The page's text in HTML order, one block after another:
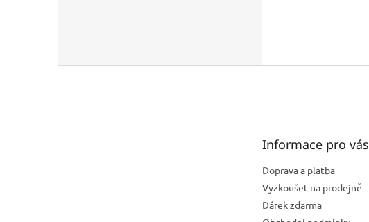
Informace pro vás
Doprava a platba
Vyzkoušet na prodejně
Dárek zdarma